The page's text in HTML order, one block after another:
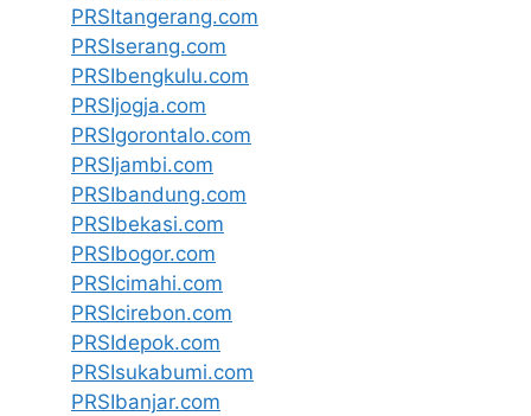
PRSItangerang.com
PRSIserang.com
PRSIbengkulu.com
PRSIjogja.com
PRSIgorontalo.com
PRSIjambi.com
PRSIbandung.com
PRSIbekasi.com
PRSIbogor.com
PRSIcimahi.com
PRSIcirebon.com
PRSIdepok.com
PRSIsukabumi.com
PRSIbanjar.com